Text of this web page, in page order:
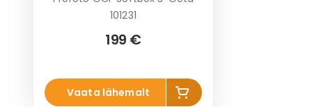
101231
199 €
Vaata lähemalt
Lisa
korvi